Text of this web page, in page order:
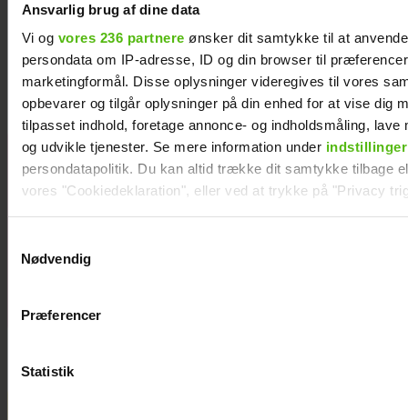
Ansvarlig brug af dine data
Vi og vores 236 partnere ønsker dit samtykke til at
persondata om IP-adresse, ID og din browser til
marketingformål. Disse oplysninger videregives til vores
opbevarer og tilgår oplysninger på din enhed for at vise dig
tilpasset indhold, foretage annonce- og indholdsmåling, lave
og udvikle tjenester. Se mere information under indstillinger
persondatapolitik. Du kan altid trække dit samtykke tilbage
vores "Cookiedeklaration", eller ved at trykke på "Privacy
Vi anvender egne cookies og cookies fra tredjeparter til at
generere statistik og huske dine præferencer samt til brug
Nødvendig
Præferencer
Statistik
TV 2-profilen Stefan Jepsen ramt af
nyresvigt
Natasha Brock
mødte sin
mand på